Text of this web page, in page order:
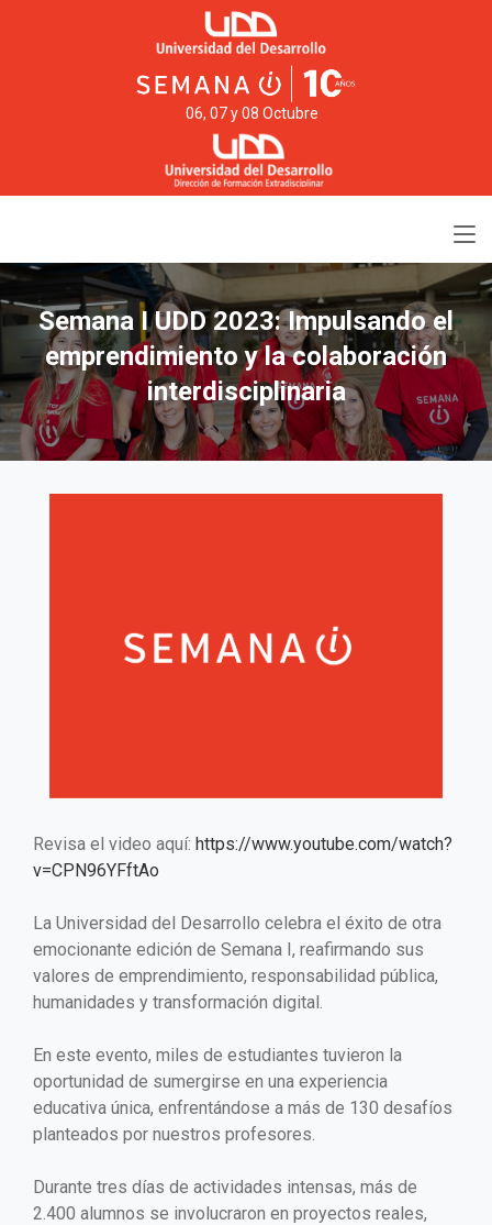
06, 07 y 08 Octubre
Semana I UDD 2023: Impulsando el
emprendimiento y la colaboración
interdisciplinaria
Revisa el video aquí: https://www.youtube.com/watch?
v=CPN96YFftAo
La Universidad del Desarrollo celebra el éxito de otra
emocionante edición de Semana I, reafirmando sus
valores de emprendimiento, responsabilidad pública,
humanidades y transformación digital.
En este evento, miles de estudiantes tuvieron la
oportunidad de sumergirse en una experiencia
educativa única, enfrentándose a más de 130 desafíos
planteados por nuestros profesores.
Durante tres días de actividades intensas, más de
2.400 alumnos se involucraron en proyectos reales,